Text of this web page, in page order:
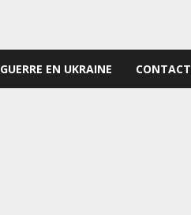
GUERRE EN UKRAINE CONTACT